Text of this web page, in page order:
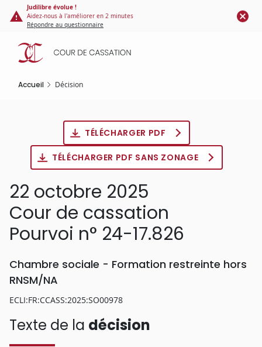
Panneau de gestion des cookies
contenu
principal
Judilibre évolue !
Aidez-nous à l'améliorer en 2 minutes
Répondre au questionnaire
Accueil Décision
TÉLÉCHARGER PDF
TÉLÉCHARGER PDF SANS ZONAGE
22 octobre 2025
Cour de cassation
Pourvoi n° 24-17.826
Chambre sociale - Formation restreinte hors
RNSM/NA
ECLI:FR:CCASS:2025:SO00978
Texte de la décision